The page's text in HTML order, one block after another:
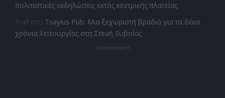
πολιτιστικές εκδηλώσεις εκτός κεντρικής πλατείας
Axel στο Tsayius Pub: Μια ξεχωριστή βραδιά για τα δέκα
χρόνια λειτουργίας στη Στενή Ευβοίας
- Advertisement -